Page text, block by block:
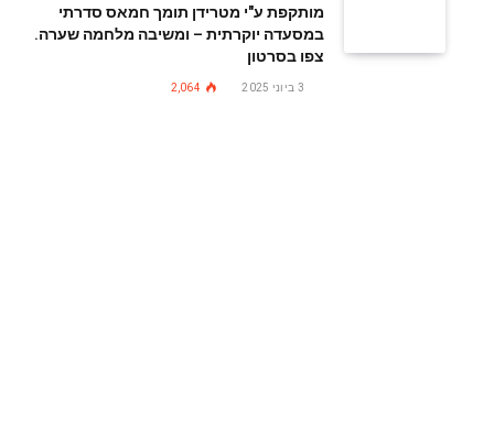
מותקפת ע"י מטרידן תומך חמאס סדרתי
במסעדה יוקרתית – ומשיבה מלחמה שערה.
צפו בסרטון
3 ביוני 2025 2,064